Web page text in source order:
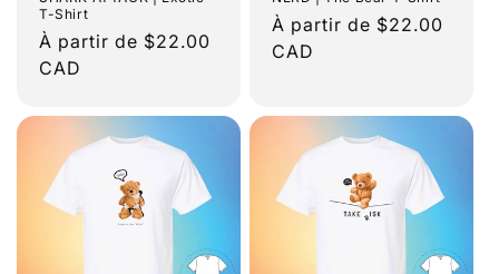
T-Shirt
Prix
habituel
À partir de $22.00
CAD
Prix
habituel
À partir de $22.00
CAD